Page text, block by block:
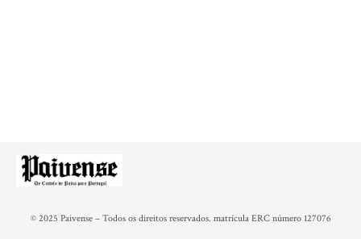
© 2025 Paivense – Todos os direitos reservados. matrícula ERC número 127076